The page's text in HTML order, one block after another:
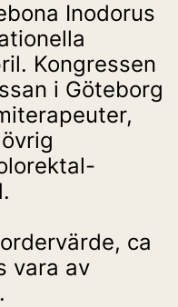
Inodorus
Kongressen
i Göteborg
ca
vara av